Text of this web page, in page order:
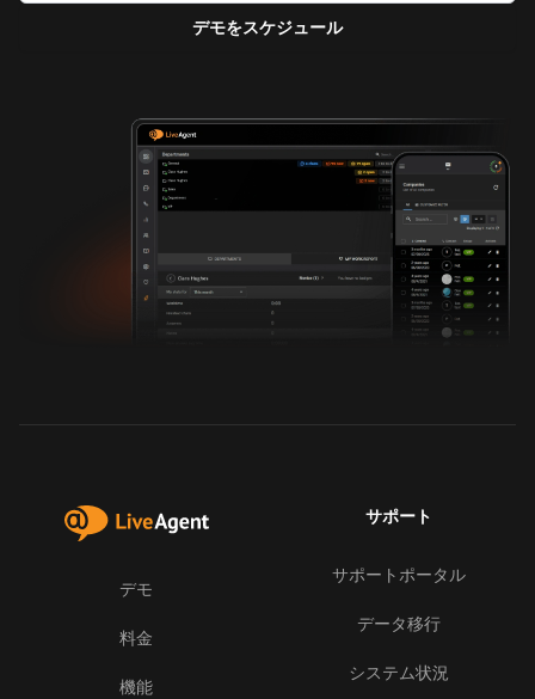
デモをスケジュール
デモ
料金
機能
サポート
サポートポータル
データ移行
システム状況